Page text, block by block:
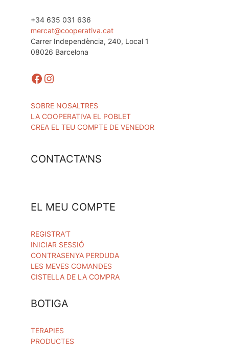
+34 635 031 636
mercat@cooperativa.cat
Carrer Independència, 240, Local 1
08026 Barcelona
Facebook
Instagram
SOBRE NOSALTRES
LA COOPERATIVA EL POBLET
CREA EL TEU COMPTE DE VENEDOR
CONTACTA'NS
EL MEU COMPTE
REGISTRA'T
INICIAR SESSIÓ
CONTRASENYA PERDUDA
LES MEVES COMANDES
CISTELLA DE LA COMPRA
BOTIGA
TERAPIES
PRODUCTES